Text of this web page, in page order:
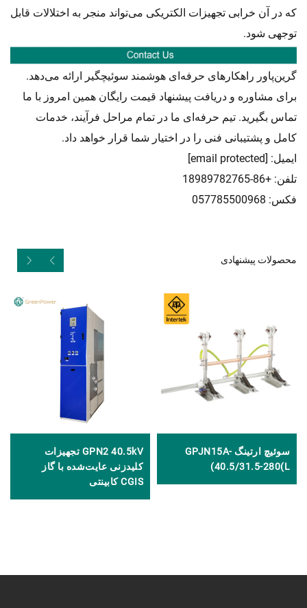
که در آن خرابی تجهیزات الکتریکی می‌تواند منجر به اختلالات قابل
توجهی شود.
گرین‌پاور راهکارهای حرفه‌ای هوشمند سوئیچگیر ارائه می‌دهد.
برای مشاوره و دریافت پیشنهاد قیمت رایگان همین امروز با ما
تماس بگیرید. تیم حرفه‌ای ما در تمام مراحل فرآیند، خدمات
کامل و پشتیبانی فنی را در اختیار شما قرار خواهد داد.
ایمیل: [email protected]
تلفن: +86-18989782765
فکس: 057785500968
محصولات پیشنهادی
سوئیچ ارتینگ GPJN15A-
40.5/31.5-280(L)
GPN2 40.5kV تجهیزات
کلیدزنی عایت‌شده با گاز
CGIS کابینتی